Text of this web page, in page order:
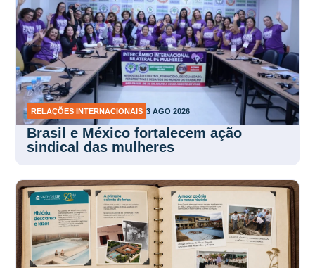
RELAÇÕES INTERNACIONAIS 3 AGO 2026
Brasil e México fortalecem ação
sindical das mulheres